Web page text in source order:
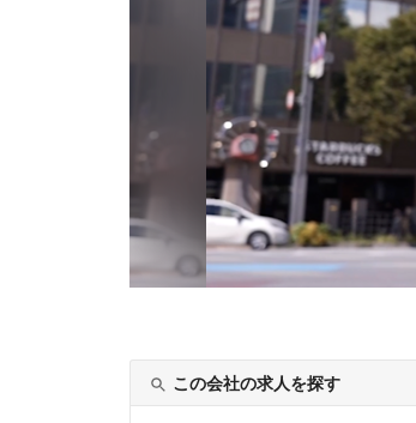
この会社の求人を探す